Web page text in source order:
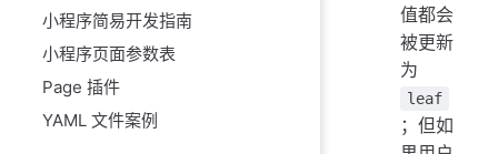
小程序简易开发指南
小程序页面参数表
Page 插件
YAML 文件案例
值都会
被更新
为
leaf
；但如